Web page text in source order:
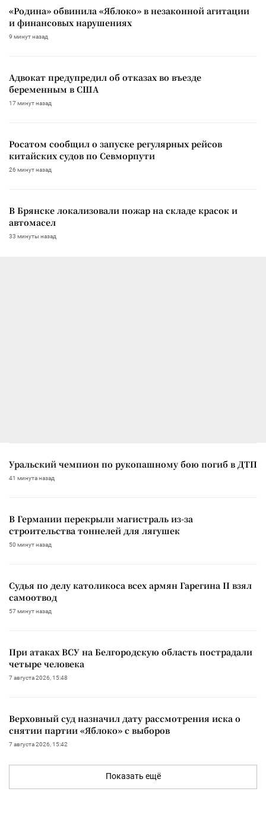
«Родина» обвинила «Яблоко» в незаконной агитации
и финансовых нарушениях
9 минут назад
Адвокат предупредил об отказах во въезде
беременным в США
17 минут назад
Росатом сообщил о запуске регулярных рейсов
китайских судов по Севморпути
26 минут назад
В Брянске локализовали пожар на складе красок и
автомасел
33 минуты назад
Уральский чемпион по рукопашному бою погиб в ДТП
41 минута назад
В Германии перекрыли магистраль из-за
строительства тоннелей для лягушек
50 минут назад
Судья по делу католикоса всех армян Гарегина II взял
самоотвод
57 минут назад
При атаках ВСУ на Белгородскую область пострадали
четыре человека
7 августа 2026, 15:48
Верховный суд назначил дату рассмотрения иска о
снятии партии «Яблоко» с выборов
7 августа 2026, 15:42
Показать ещё